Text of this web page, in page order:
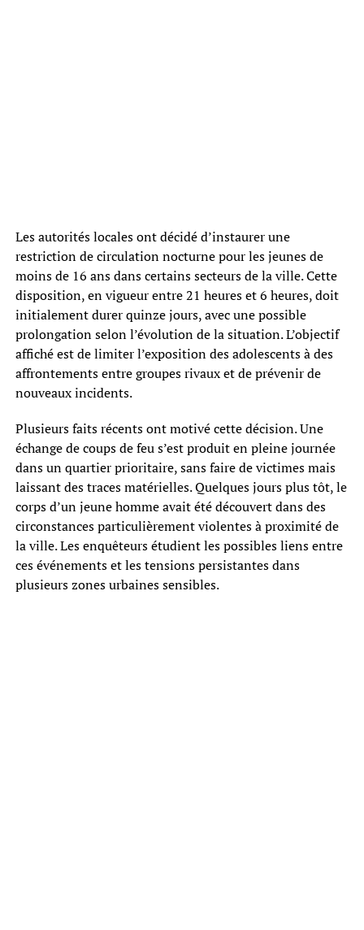
Les autorités locales ont décidé d’instaurer une
restriction de circulation nocturne pour les jeunes de
moins de 16 ans dans certains secteurs de la ville. Cette
disposition, en vigueur entre 21 heures et 6 heures, doit
initialement durer quinze jours, avec une possible
prolongation selon l’évolution de la situation. L’objectif
affiché est de limiter l’exposition des adolescents à des
affrontements entre groupes rivaux et de prévenir de
nouveaux incidents.
Plusieurs faits récents ont motivé cette décision. Une
échange de coups de feu s’est produit en pleine journée
dans un quartier prioritaire, sans faire de victimes mais
laissant des traces matérielles. Quelques jours plus tôt, le
corps d’un jeune homme avait été découvert dans des
circonstances particulièrement violentes à proximité de
la ville. Les enquêteurs étudient les possibles liens entre
ces événements et les tensions persistantes dans
plusieurs zones urbaines sensibles.